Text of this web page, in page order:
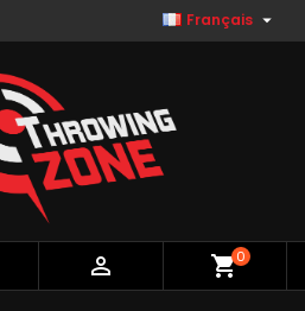
Français 
 shopping_cart0